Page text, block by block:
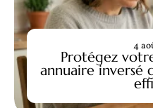
Protégez
annuaire
4